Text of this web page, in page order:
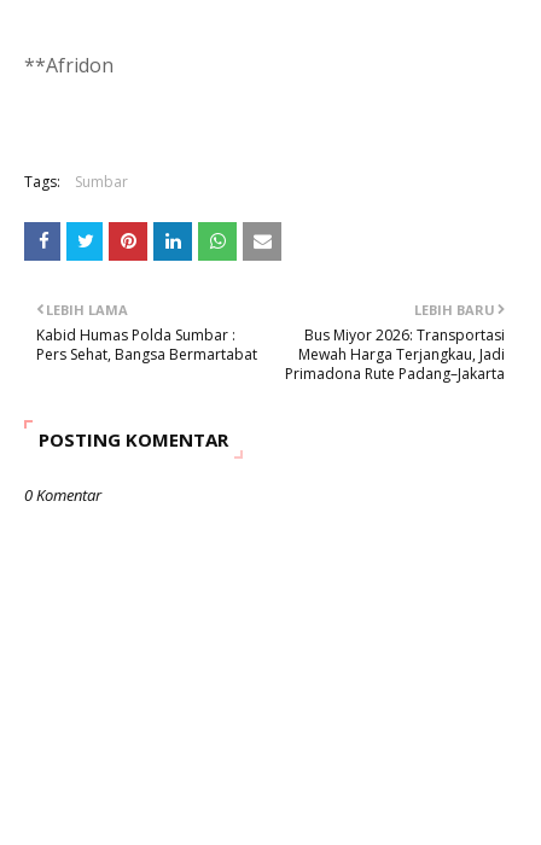
**Afridon
Tags: Sumbar
LEBIH BARU
Bus Miyor 2026: Transportasi
Mewah Harga Terjangkau, Jadi
Primadona Rute Padang–Jakarta
LEBIH LAMA
Kabid Humas Polda Sumbar :
Pers Sehat, Bangsa Bermartabat
POSTING KOMENTAR
0 Komentar